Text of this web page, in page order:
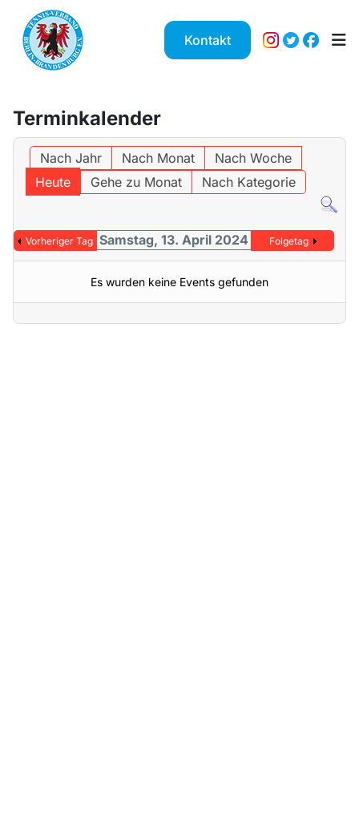
Kontakt
Terminkalender
Nach Jahr Nach Monat
Nach Woche
Heute
Gehe zu Monat Nach Kategorie
Vorheriger Tag Samstag, 13. April 2024 Folgetag
Es wurden keine Events gefunden